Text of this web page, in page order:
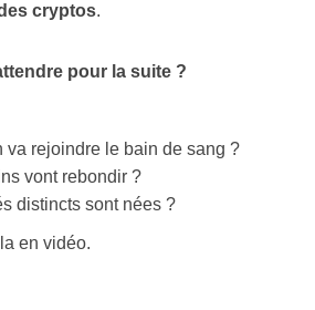
cryptos.
pour la suite ?
va rejoindre le bain de sang ?
vont rebondir ?
distincts sont nées ?
en vidéo.